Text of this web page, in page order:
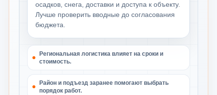
осадков, снега, доставки и доступа к объекту.
Лучше проверить вводные до согласования
бюджета.
Региональная логистика влияет на сроки и
стоимость.
Район и подъезд заранее помогают выбрать
порядок работ.